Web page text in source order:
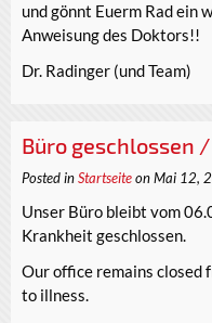
und gönnt Euerm Rad ein
Anweisung des Doktors!!
Dr. Radinger (und Team)
Büro geschlossen
Posted inStartseiteon Mai 12,
Unser Büro bleibt vom
Krankheit geschlossen.
Our office remains closed
to illness.